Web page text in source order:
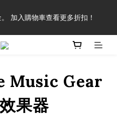
終生89折優惠！
加入購物車查看更多折扣！
配件滿$999（不含運費），即可
Music Gear
果器